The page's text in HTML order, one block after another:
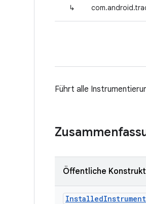
↳
Führt alle
Öffentliche
Installed